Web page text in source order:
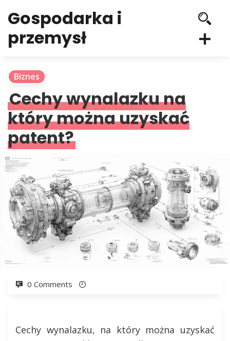
Gospodarka i
przemysł
Biznes
Cechy wynalazku na
który można uzyskać
patent?
0 Comments
Cechy wynalazku, na który można uzyskać